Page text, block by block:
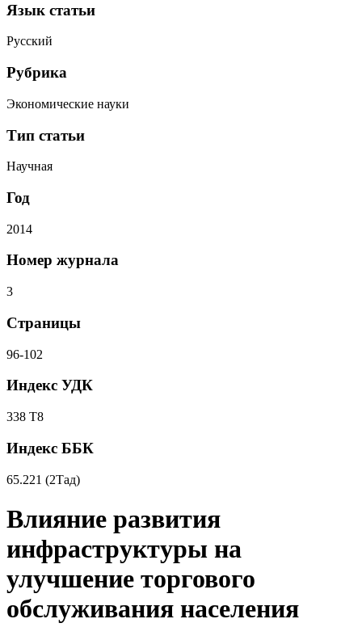
Язык статьи
Русский
Рубрика
Экономические науки
Тип статьи
Научная
Год
2014
Номер журнала
3
Страницы
96-102
Индекс УДК
338 Т8
Индекс ББК
65.221 (2Тад)
Влияние развития
инфраструктуры на
улучшение торгового
обслуживания населения